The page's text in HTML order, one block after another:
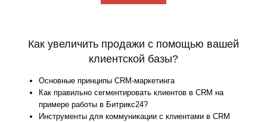
Как увеличить продажи с помощью вашей
клиентской базы?
Основные принципы CRM-маркетинга
Как правильно сегментировать клиентов в CRM на
примере работы в Битрикс24?
Инструменты для коммуникации с клиентами в CRM